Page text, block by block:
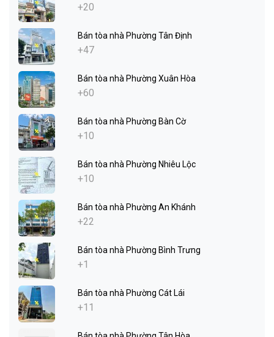
+20
Bán tòa nhà Phường Tân Định
+47
Bán tòa nhà Phường Xuân Hòa
+60
Bán tòa nhà Phường Bàn Cờ
+10
Bán tòa nhà Phường Nhiêu Lộc
+10
Bán tòa nhà Phường An Khánh
+22
Bán tòa nhà Phường Bình Trưng
+1
Bán tòa nhà Phường Cát Lái
+11